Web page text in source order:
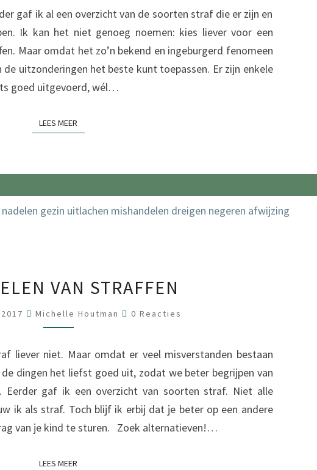
E
E
W
E
T
I
E
S
gaf ik al een overzicht van de soorten straf die er zijn en
Ik kan het niet genoeg noemen: kies liever voor een
Maar omdat het zo’n bekend en ingeburgerd fenomeen
uitzonderingen het beste kunt toepassen. Er zijn enkele
goed uitgevoerd, wél…
LEES MEER
1
N
A
VAN STRAFFEN
Michelle Houtman
R
T
I
E
S
0 Reacties
liever niet. Maar omdat er veel misverstanden bestaan
dingen het liefst goed uit, zodat we beter begrijpen van
Eerder gaf ik een overzicht van soorten straf. Niet alle
ik als straf. Toch blijf ik erbij dat je beter op een andere
van je kind te sturen. Zoek alternatieven!…
LEES MEER